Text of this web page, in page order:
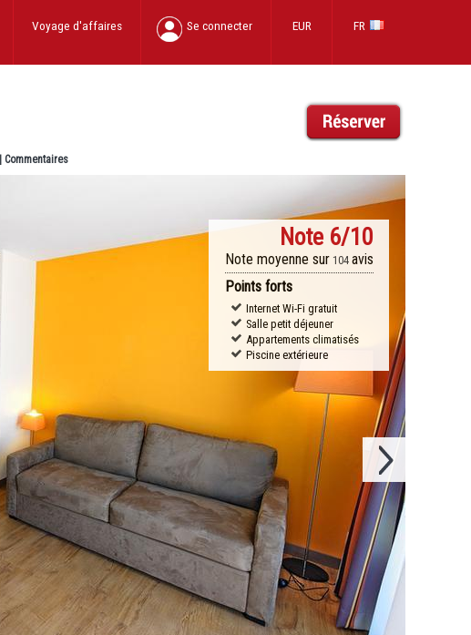
FR
EUR
Se connecter
Voyage d'affaires
Commentaires
Note 6/10
Note moyenne sur104 avis
Points forts
Internet Wi-Fi gratuit
Salle petit déjeuner
Appartements climatisés
Piscine extérieure